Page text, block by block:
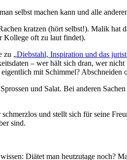
selbst machen kann und alle
kratzen (hört selbst!). Malik hat
Kollege oft zu laut findet).
zu „Diebstahl, Inspiration und das
– wer hält sich dran, wer nicht
mit Schimmel? Abschneiden
und Salat. Bei anderen
und stellt sich für seine
sind.
Diätet man heutzutage noch?